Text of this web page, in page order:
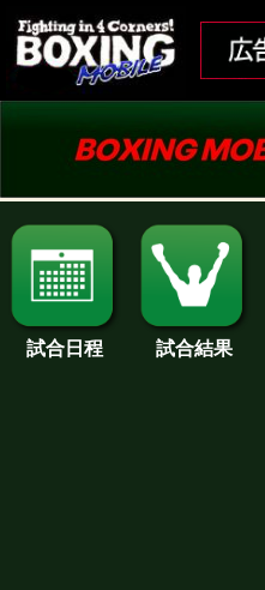
試合日程 試合結果